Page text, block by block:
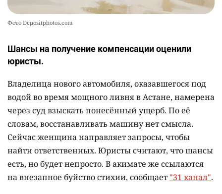
Фото Depositphotos.com
Шансы на получение компенсации оценили
юристы.
Владелица нового автомобиля, оказавшегося под
водой во время мощного ливня в Астане, намерена
через суд взыскать понесённый ущерб. По её
словам, восстанавливать машину нет смысла.
Сейчас женщина направляет запросы, чтобы
найти ответственных. Юристы считают, что шансы
есть, но будет непросто. В акимате же ссылаются
на внезапное буйство стихии, сообщает "31 канал".